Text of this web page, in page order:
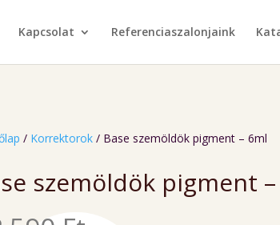
Kapcsolat Referenciaszalonjaink
/ Korrektorok / Base szemöldök pigment – 6ml
szemöldök pigment